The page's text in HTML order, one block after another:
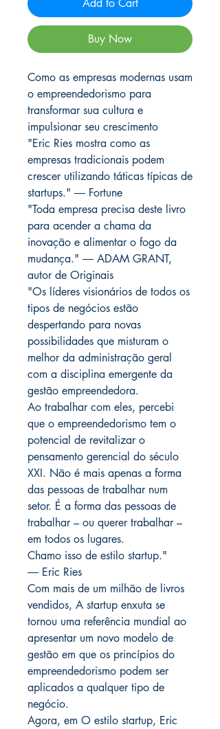
Add to Cart
Buy Now
Como as empresas modernas usam
o empreendedorismo para
transformar sua cultura e
impulsionar seu crescimento
"Eric Ries mostra como as
empresas tradicionais podem
crescer utilizando táticas típicas de
startups." ― Fortune
"Toda empresa precisa deste livro
para acender a chama da
inovação e alimentar o fogo da
mudança." ― ADAM GRANT,
autor de Originais
"Os líderes visionários de todos os
tipos de negócios estão
despertando para novas
possibilidades que misturam o
melhor da administração geral
com a disciplina emergente da
gestão empreendedora.
Ao trabalhar com eles, percebi
que o empreendedorismo tem o
potencial de revitalizar o
pensamento gerencial do século
XXI. Não é mais apenas a forma
das pessoas de trabalhar num
setor. É a forma das pessoas de
trabalhar – ou querer trabalhar –
em todos os lugares.
Chamo isso de estilo startup."
― Eric Ries
Com mais de um milhão de livros
vendidos, A startup enxuta se
tornou uma referência mundial ao
apresentar um novo modelo de
gestão em que os princípios do
empreendedorismo podem ser
aplicados a qualquer tipo de
negócio.
Agora, em O estilo startup, Eric